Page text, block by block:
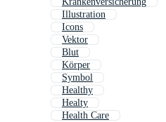
Illustration
Icons
Vektor
Blut
Körper
Symbol
Healthy
Healty
Health Care